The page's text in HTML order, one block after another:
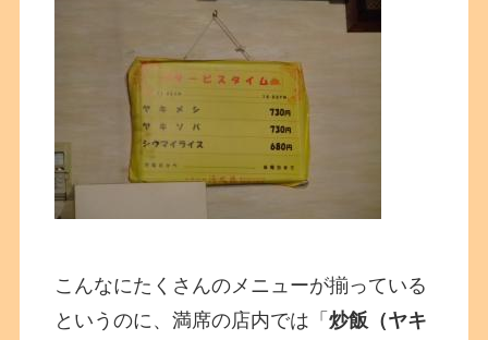
こんなにたくさんのメニューが揃っている
というのに、満席の店内では「炒飯（ヤキ